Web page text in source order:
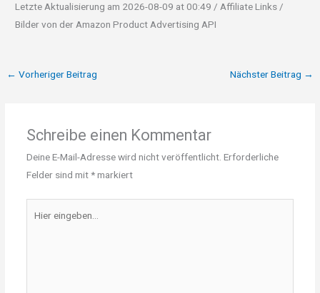
Letzte Aktualisierung am 2026-08-09 at 00:49 / Affiliate Links /
Bilder von der Amazon Product Advertising API
← Vorheriger Beitrag Nächster Beitrag →
Schreibe einen Kommentar
Deine E-Mail-Adresse wird nicht veröffentlicht. Erforderliche
Felder sind mit*markiert
eingeben…